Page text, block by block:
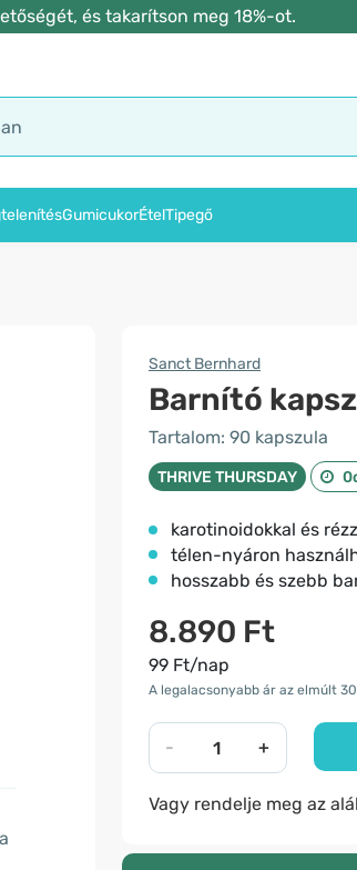
és takarítson meg 18%-ot.
GumicukorÉtelTipegő
Sanct Bernhard
Barnító
Tartalom: 90 kapszula
THRIVE THURSDAY
karotinoidokkal és
télen-nyáron
hosszabb és szebb
8.890 Ft
99 Ft/nap
A legalacsonyabb ár az elmúlt
- +
Vagy rendelje meg az